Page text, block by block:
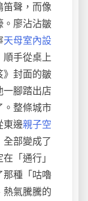
聲，而像
。廖沾沾皺
天母室內設
手從桌上
》封面的皺
腳踏出店
。整條城市
東邊親子空
部變成了
「通行」
那種「咕嚕
熱氣騰騰的